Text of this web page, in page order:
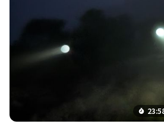
ったしずくが垂れてるだけ… このルート、ほとんど人とすれ違う
ことなく、シカを見ることのほうが多い
でて暗くなると、途端にルートが分かり
くる。 登山者少ない、有人小屋もない、
ープしても車を止めた場所に簡単には戻
度の高い山域と思いました。それがいいんだけ